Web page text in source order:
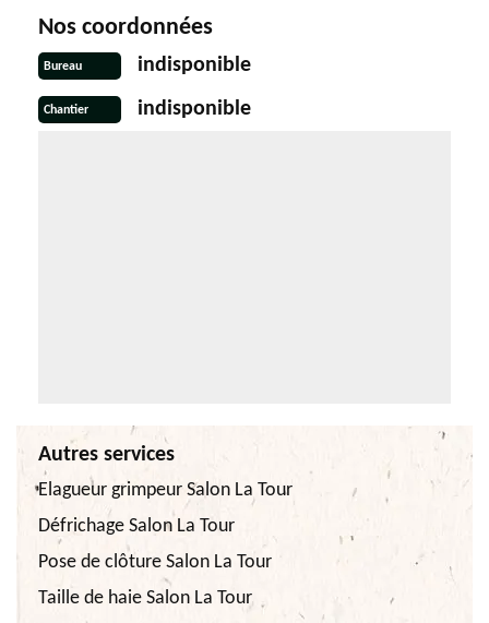
Nos coordonnées
Bureau indisponible
Chantier indisponible
Autres services
Elagueur grimpeur Salon La Tour
Défrichage Salon La Tour
Pose de clôture Salon La Tour
Taille de haie Salon La Tour